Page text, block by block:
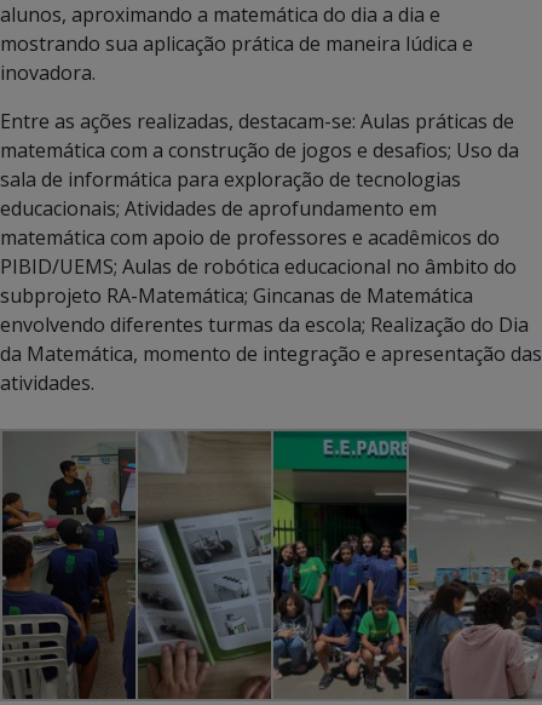
alunos, aproximando a matemática do dia a dia e
mostrando sua aplicação prática de maneira lúdica e
inovadora.
Entre as ações realizadas, destacam-se: Aulas práticas de
matemática com a construção de jogos e desafios; Uso da
sala de informática para exploração de tecnologias
educacionais; Atividades de aprofundamento em
matemática com apoio de professores e acadêmicos do
PIBID/UEMS; Aulas de robótica educacional no âmbito do
subprojeto RA-Matemática; Gincanas de Matemática
envolvendo diferentes turmas da escola; Realização do Dia
da Matemática, momento de integração e apresentação das
atividades.